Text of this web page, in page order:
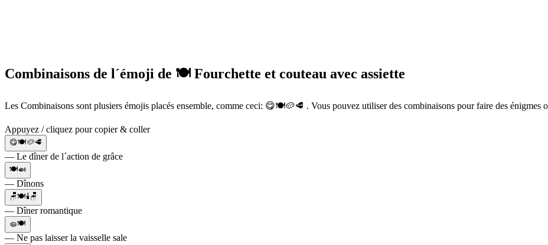
Combinaisons de l´émoji de 🍽️ Fourchette et couteau avec assiette
Les Combinaisons sont plusiers émojis placés ensemble, comme ceci: 😋🍽️🥔🥩 . Vous pouvez utiliser des combinaisons pour faire des énigmes
Appuyez / cliquez pour copier & coller
😋🍽️🥔🥩
— Le dîner de l´action de grâce
🍽️🍛
— Dînons
🪑🍽️🕯️🪑
— Dîner romantique
🧽🍽️
— Ne pas laisser la vaisselle sale